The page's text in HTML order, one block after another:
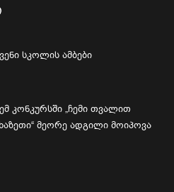
სკოლის ამბები
კონკურსში „ჩემი თვალით
მეორე ადგილი მოიპოვა